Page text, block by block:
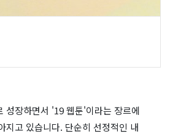
성장하면서 '19 웹툰'이라는 장르에
지고 있습니다. 단순히 선정적인 내